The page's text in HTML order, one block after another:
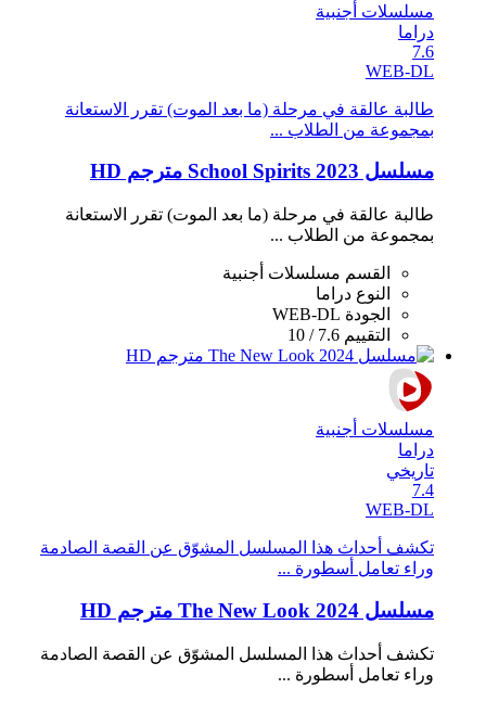
مسلسلات أجنبية
دراما
7.6
WEB-DL
طالبة عالقة في مرحلة (ما بعد الموت) تقرر الاستعانة
بمجموعة من الطلاب ...
مسلسل School Spirits 2023 مترجم HD
طالبة عالقة في مرحلة (ما بعد الموت) تقرر الاستعانة
بمجموعة من الطلاب ...
القسم مسلسلات أجنبية
النوع دراما
الجودة WEB-DL
التقييم 7.6 / 10
مسلسلات أجنبية
دراما
تاريخي
7.4
WEB-DL
تكشف أحداث هذا المسلسل المشوّق عن القصة الصادمة
وراء تعامل أسطورة ...
مسلسل The New Look 2024 مترجم HD
تكشف أحداث هذا المسلسل المشوّق عن القصة الصادمة
وراء تعامل أسطورة ...